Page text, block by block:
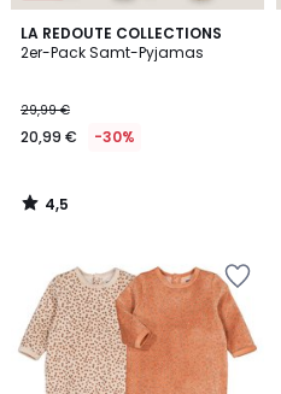
LA REDOUTE COLLECTIONS
2er-Pack Samt-Pyjamas
29,99 €
20,99 € -30%
4,5
/ 5
4,5
/